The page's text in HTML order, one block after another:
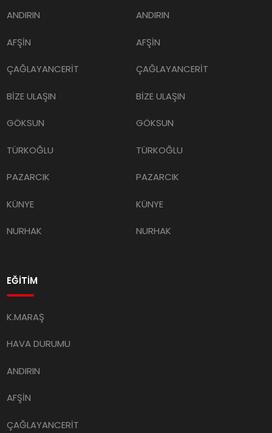
ANDIRIN
AFŞİN
ÇAĞLAYANCERİT
BİZE ULAŞIN
GÖKSUN
TÜRKOĞLU
PAZARCIK
KÜNYE
NURHAK
ANDIRIN
AFŞİN
ÇAĞLAYANCERİT
BİZE ULAŞIN
GÖKSUN
TÜRKOĞLU
PAZARCIK
KÜNYE
NURHAK
EĞİTİM
K.MARAŞ
HAVA DURUMU
ANDIRIN
AFŞİN
ÇAĞLAYANCERİT